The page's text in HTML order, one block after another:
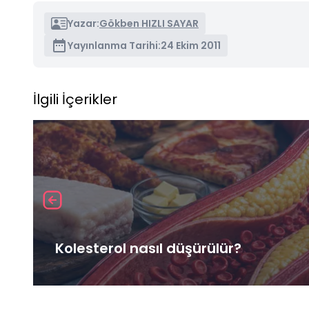
Yazar:Gökben HIZLI SAYAR
Yayınlanma Tarihi:24 Ekim 2011
İlgili İçerikler
Kolesterol nasıl düşürülür?